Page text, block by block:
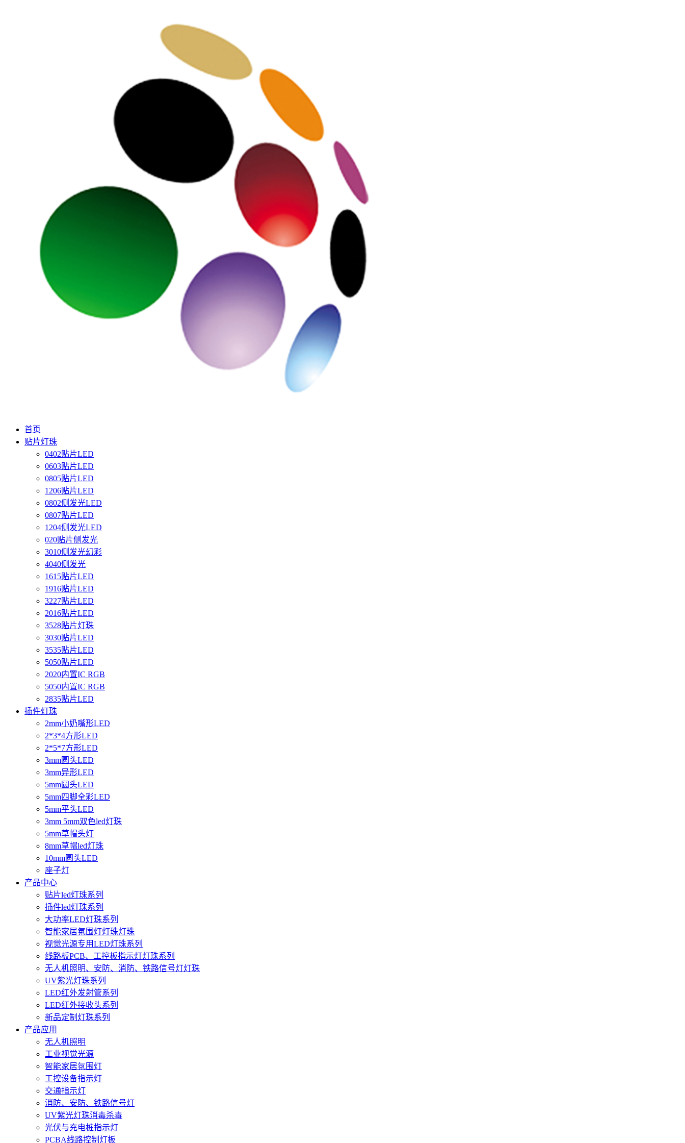
首页
贴片灯珠
0402贴片LED
0603贴片LED
0805贴片LED
1206贴片LED
0802侧发光LED
0807贴片LED
1204侧发光LED
020贴片侧发光
3010侧发光幻彩
4040侧发光
1615贴片LED
1916贴片LED
3227贴片LED
2016贴片LED
3528贴片灯珠
3030贴片LED
3535贴片LED
5050贴片LED
2020内置IC RGB
5050内置IC RGB
2835贴片LED
插件灯珠
2mm小奶嘴形LED
2*3*4方形LED
2*5*7方形LED
3mm圆头LED
3mm异形LED
5mm圆头LED
5mm四脚全彩LED
5mm平头LED
3mm 5mm双色led灯珠
5mm草帽头灯
8mm草帽led灯珠
10mm圆头LED
座子灯
产品中心
贴片led灯珠系列
插件led灯珠系列
大功率LED灯珠系列
智能家居氛围灯灯珠灯珠
视觉光源专用LED灯珠系列
线路板PCB、工控板指示灯灯珠系列
无人机照明、安防、消防、铁路信号灯灯珠
UV紫光灯珠系列
LED红外发射管系列
LED红外接收头系列
新品定制灯珠系列
产品应用
无人机照明
工业视觉光源
智能家居氛围灯
工控设备指示灯
交通指示灯
消防、安防、铁路信号灯
UV紫光灯珠消毒杀毒
光伏与充电桩指示灯
PCBA线路控制灯板